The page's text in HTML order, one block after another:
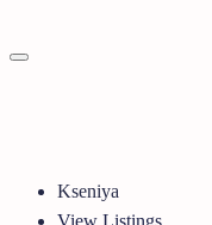
Kseniya
View Listings